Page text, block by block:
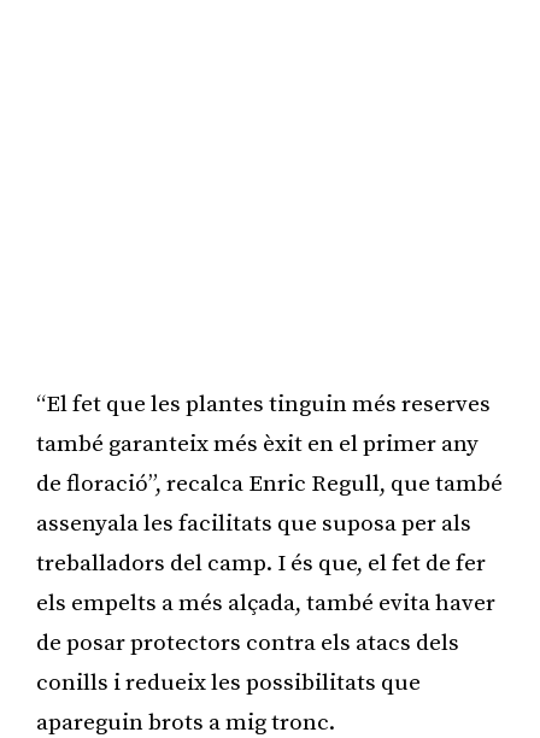
“El fet que les plantes tinguin més reserves
també garanteix més èxit en el primer any
de floració”, recalca Enric Regull, que també
assenyala les facilitats que suposa per als
treballadors del camp. I és que, el fet de fer
els empelts a més alçada, també evita haver
de posar protectors contra els atacs dels
conills i redueix les possibilitats que
apareguin brots a mig tronc.